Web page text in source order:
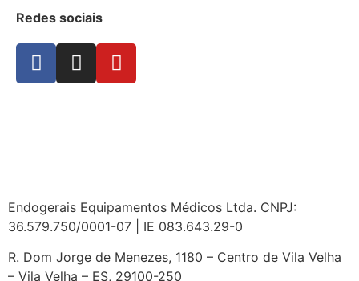
Redes sociais
Endogerais Equipamentos Médicos Ltda. CNPJ:
36.579.750/0001-07 | IE 083.643.29-0
R. Dom Jorge de Menezes, 1180 – Centro de Vila Velha
– Vila Velha – ES, 29100-250